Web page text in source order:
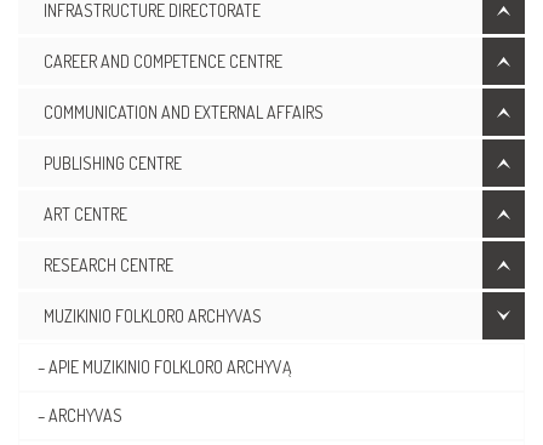
INFRASTRUCTURE DIRECTORATE
CAREER AND COMPETENCE CENTRE
COMMUNICATION AND EXTERNAL AFFAIRS
PUBLISHING CENTRE
ART CENTRE
RESEARCH CENTRE
MUZIKINIO FOLKLORO ARCHYVAS
– APIE MUZIKINIO FOLKLORO ARCHYVĄ
– ARCHYVAS